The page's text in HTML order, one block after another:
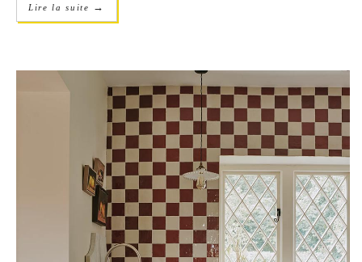
Lire la suite →